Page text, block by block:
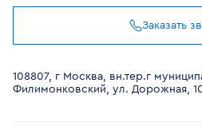
Заказать
108807, г Москва, вн.тер.г
Филимонковский, ул. Дорожная,